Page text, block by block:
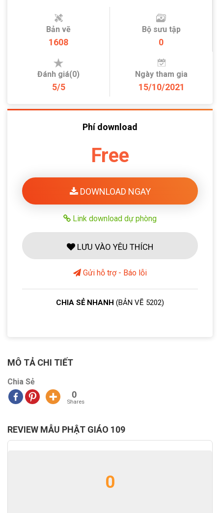
Bản vẽ
1608
Bộ sưu tập
0
Đánh giá(0)
5/5
Ngày tham gia
15/10/2021
Phí download
Free
DOWNLOAD NGAY
Link download dự phòng
LƯU VÀO YÊU THÍCH
Gửi hỗ trợ - Báo lỗi
CHIA SẺ NHANH (BẢN VẼ 5202)
MÔ TẢ CHI TIẾT
Chia Sẻ
0
Shares
REVIEW MẪU PHẬT GIÁO 109
0